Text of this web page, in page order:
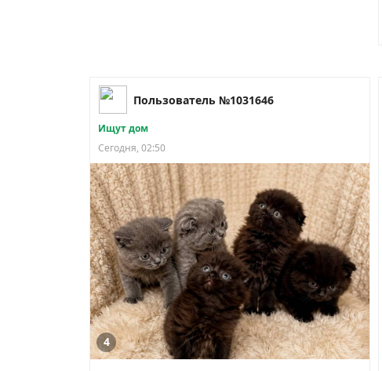
Пользователь №1031646
Ищут дом
Сегодня, 02:50
4